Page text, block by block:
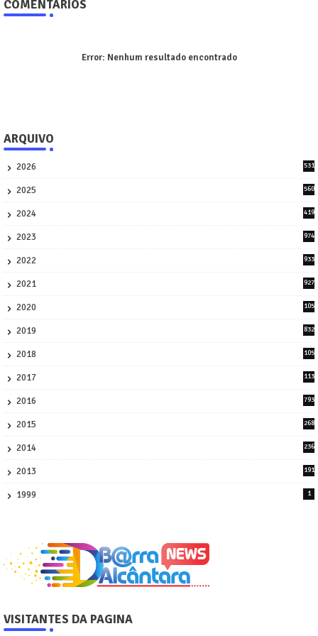
COMENTÁRIOS
Error: Nenhum resultado encontrado
ARQUIVO
2026
531
2025
560
2024
419
2023
974
2022
933
2021
927
2020
105
2019
832
2018
105
2017
113
2016
793
2015
268
2014
236
2013
191
1999 1
VISITANTES DA PAGINA